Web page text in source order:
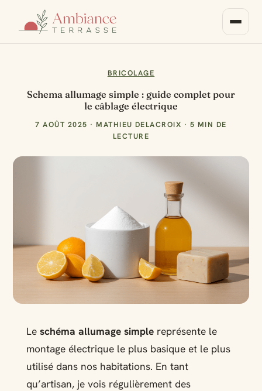
BRICOLAGE
Schema allumage simple : guide complet pour
le câblage électrique
7 AOÛT 2025 · MATHIEU DELACROIX · 5 MIN DE
LECTURE
Le schéma allumage simplereprésente le
montage électrique le plus basique et le plus
utilisé dans nos habitations. En tant
qu’artisan, je vois régulièrement des